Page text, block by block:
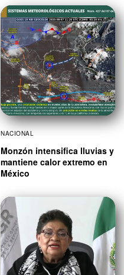
NACIONAL
Monzón intensifica lluvias y
mantiene calor extremo en
México